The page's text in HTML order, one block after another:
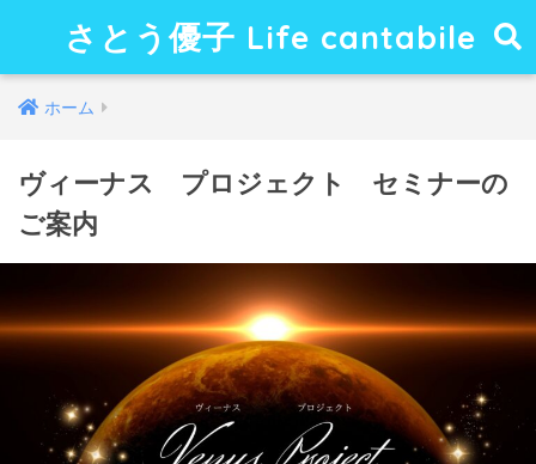
さとう優子 Life cantabile
ホーム
ヴィーナス プロジェクト セミナーの
ご案内